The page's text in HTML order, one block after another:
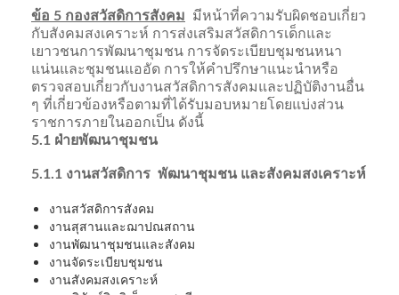
ข้อ 5 กองสวัสดิการสังคม
มีหน้าที่ความรับผิดชอบเกี่ยว
กับสังคมสงเคราะห์ การส่งเสริมสวัสดิการเด็กและ
เยาวชนการพัฒนาชุมชน การจัดระเบียบชุมชนหนา
แน่นและชุมชนแออัด การให้คำปรึกษาแนะนำหรือ
ตรวจสอบเกี่ยวกับงานสวัสดิการสังคมและปฏิบัติงานอื่น
ๆ ที่เกี่ยวข้องหรือตามที่ได้รับมอบหมายโดยแบ่งส่วน
ราชการภายในออกเป็น ดังนี้
5.1 ฝ่ายพัฒนาชุมชน
5.1.1 งานสวัสดิการ พัฒนาชุมชน และสังคมสงเคราะห์
งานสวัสดิการสังคม
งานสุสานและฌาปณสถาน
งานพัฒนาชุมชนและสังคม
งานจัดระเบียบชุมชน
งานสังคมสงเคราะห์